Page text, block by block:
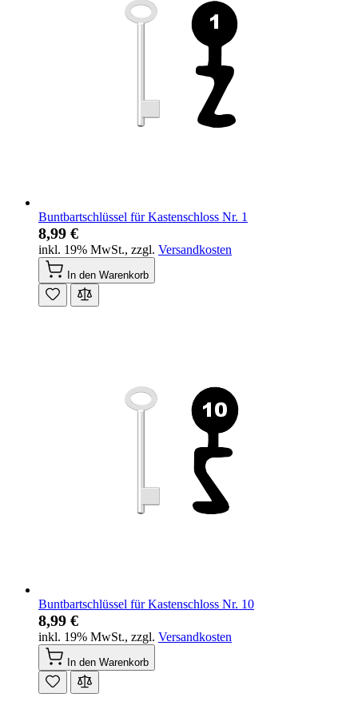
Buntbartschlüssel für Kastenschloss Nr. 1
8,99 €
inkl. 19% MwSt., zzgl. Versandkosten
In den Warenkorb
Buntbartschlüssel für Kastenschloss Nr. 10
8,99 €
inkl. 19% MwSt., zzgl. Versandkosten
In den Warenkorb